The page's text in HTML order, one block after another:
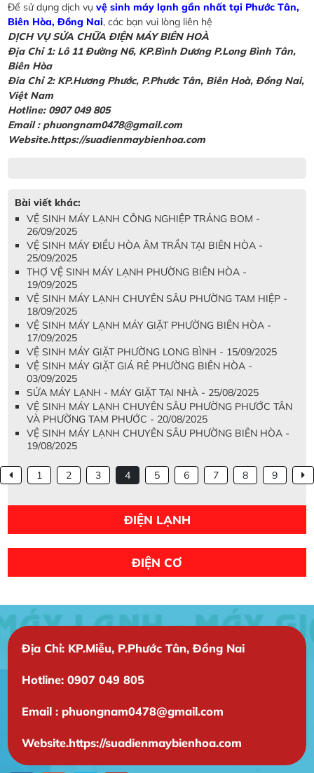
Để sử dụng dịch vụ vệ sinh máy lạnh gần nhất tại Phước Tân,
Biên Hòa, Đồng Nai, các bạn vui lòng liên hệ
DỊCH VỤ SỬA CHỮA ĐIỆN MÁY BIÊN HOÀ
Địa Chỉ 1: Lô 11 Đường N6, KP.Bình Dương P.Long Bình Tân,
Biên Hòa
Đia Chỉ 2: KP.Hương Phước, P.Phước Tân, Biên Hoà, Đồng Nai,
Việt Nam
Hotline: 0907 049 805
Email : phuongnam0478@gmail.com
Website.https://suadienmaybienhoa.com
Bài viết khác:
VỆ SINH MÁY LẠNH CÔNG NGHIỆP TRẢNG BOM -
26/09/2025
VỆ SINH MÁY ĐIỀU HÒA ÂM TRẦN TẠI BIÊN HÒA -
25/09/2025
THỢ VỆ SINH MÁY LẠNH PHƯỜNG BIÊN HÒA -
19/09/2025
VỆ SINH MÁY LẠNH CHUYÊN SÂU PHƯỜNG TAM HIỆP -
18/09/2025
VỆ SINH MÁY LẠNH MÁY GIẶT PHƯỜNG BIÊN HÒA -
17/09/2025
VỆ SINH MÁY GIẶT PHƯỜNG LONG BÌNH - 15/09/2025
VỆ SINH MÁY GIẶT GIÁ RẺ PHƯỜNG BIÊN HÒA -
03/09/2025
SỬA MÁY LẠNH - MÁY GIẶT TẠI NHÀ - 25/08/2025
VỆ SINH MÁY LẠNH CHUYÊN SÂU PHƯỜNG PHƯỚC TÂN
VÀ PHƯỜNG TAM PHƯỚC - 20/08/2025
VỆ SINH MÁY LẠNH CHUYÊN SÂU PHƯỜNG BIÊN HÒA -
19/08/2025
1 2 3 4 5 6 7 8 9
ĐIỆN LẠNH
ĐIỆN CƠ
Địa Chỉ: KP.Miễu, P.Phước Tân, Đồng Nai
Hotline: 0907 049 805
Email : phuongnam0478@gmail.com
Website.https://suadienmaybienhoa.com